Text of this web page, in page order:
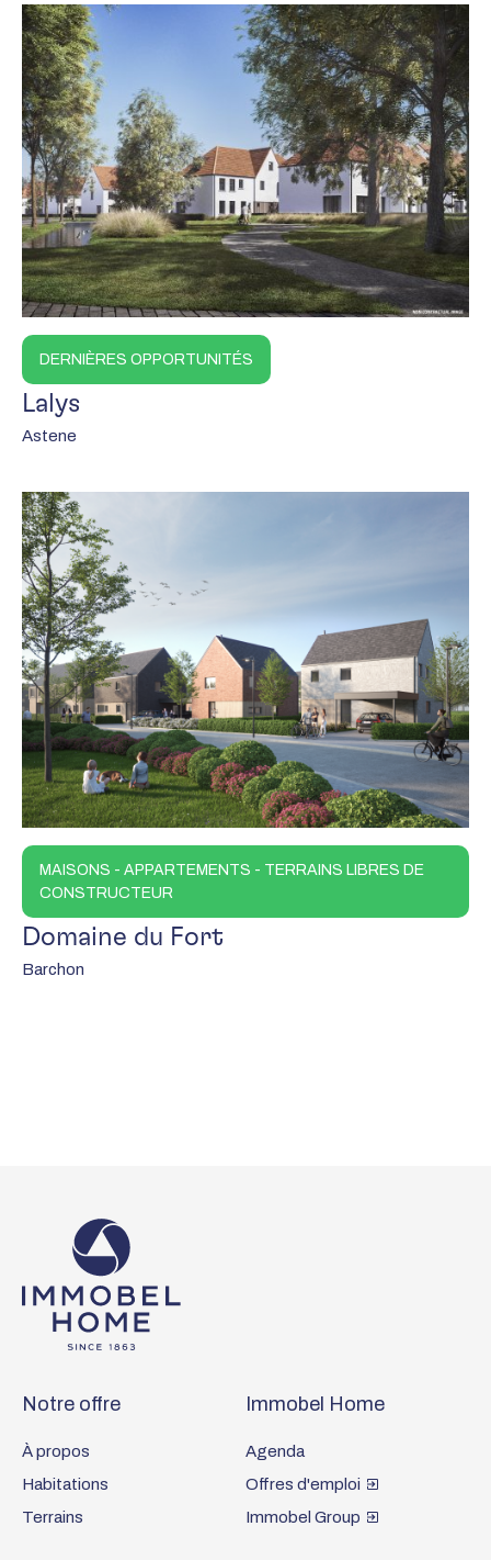
DERNIÈRES OPPORTUNITÉS
Lalys
Astene
MAISONS - APPARTEMENTS - TERRAINS LIBRES DE
CONSTRUCTEUR
Domaine du Fort
Barchon
Accueil
Footer
Notre offre
À propos
Habitations
Terrains
Immobel Home
Agenda
Offres d'emploi
Immobel Group